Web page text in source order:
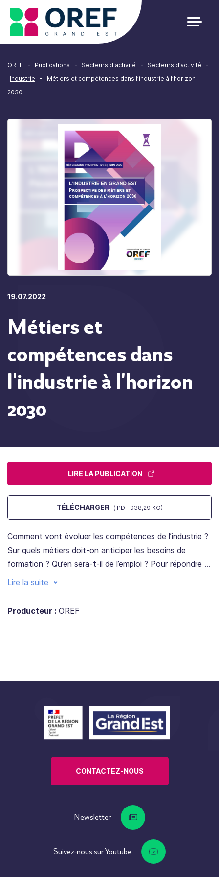
OREF - Publications - Secteurs d'activité - Secteurs d’activité -
Industrie -
Métiers et compétences dans l’industrie à l’horizon
2030
19.07.2022
Métiers et
compétences dans
l'industrie à l'horizon
2030
LIRE LA PUBLICATION
TÉLÉCHARGER (.PDF 938,29 KO)
Comment vont évoluer les compétences de l’industrie ?
Sur quels métiers doit-on anticiper les besoins de
formation ? Qu’en sera-t-il de l’emploi ? Pour répondre à
ces questionnements, l’Oref Grand Est dans le cadre du
Lire la suite
Producteur : OREF
CONTACTEZ-NOUS
Newsletter
Suivez-nous sur Youtube